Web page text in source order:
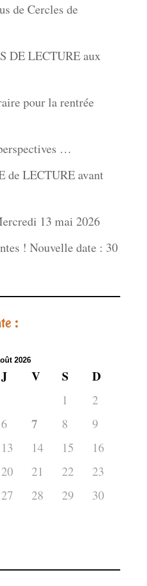
de Cercles de
DE LECTURE aux
pour la rentrée
…
de LECTURE avant
13 mai 2026
! Nouvelle date : 30
:
2026
J V S D
1
2
6 7 8
9
13 14 15
16
20 21 22
23
27 28 29
30